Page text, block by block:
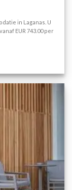
in Laganas. U
EUR 743.00 per